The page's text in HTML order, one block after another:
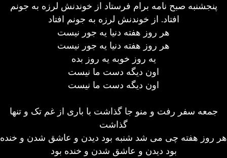
پنجشنبه صبح نامه برام فرستاد از خوندنش لرزه به جونم
افتاد. از خوندنش لرزه به جونم افتاد
هر روز هفته دنیا یه جور نیست
هر روز هفته دنیا یه جور نیست
یه روز خوبه یه روز بده
اون دیگه دست ما نیست
اون دیگه دست ما نیست
جمعه سفر رفت و منو جا گذاشت با باری از غم تک و تنها
گذاشت
هر روز هفته چی می شد شنبه بود دیدن و عاشق شدن و خنده
بود دیدن و عاشق شدن و خنده بود